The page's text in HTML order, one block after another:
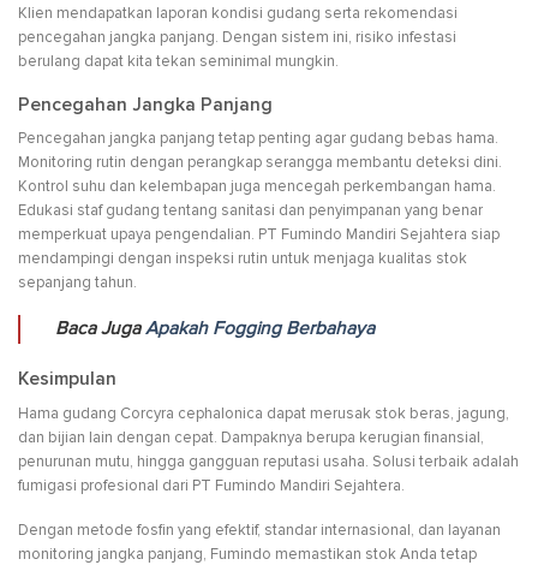
Klien mendapatkan laporan kondisi gudang serta rekomendasi
pencegahan jangka panjang. Dengan sistem ini, risiko infestasi
berulang dapat kita tekan seminimal mungkin.
Pencegahan Jangka Panjang
Pencegahan jangka panjang tetap penting agar gudang bebas hama.
Monitoring rutin dengan perangkap serangga membantu deteksi dini.
Kontrol suhu dan kelembapan juga mencegah perkembangan hama.
Edukasi staf gudang tentang sanitasi dan penyimpanan yang benar
memperkuat upaya pengendalian. PT Fumindo Mandiri Sejahtera siap
mendampingi dengan inspeksi rutin untuk menjaga kualitas stok
sepanjang tahun.
Baca JugaApakah Fogging Berbahaya
Kesimpulan
Hama gudang Corcyra cephalonica dapat merusak stok beras, jagung,
dan bijian lain dengan cepat. Dampaknya berupa kerugian finansial,
penurunan mutu, hingga gangguan reputasi usaha. Solusi terbaik adalah
fumigasi profesional dari PT Fumindo Mandiri Sejahtera.
Dengan metode fosfin yang efektif, standar internasional, dan layanan
monitoring jangka panjang, Fumindo memastikan stok Anda tetap